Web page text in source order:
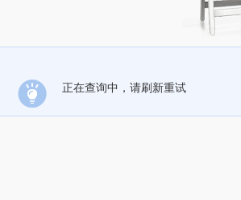
正在查询中，请刷新重试